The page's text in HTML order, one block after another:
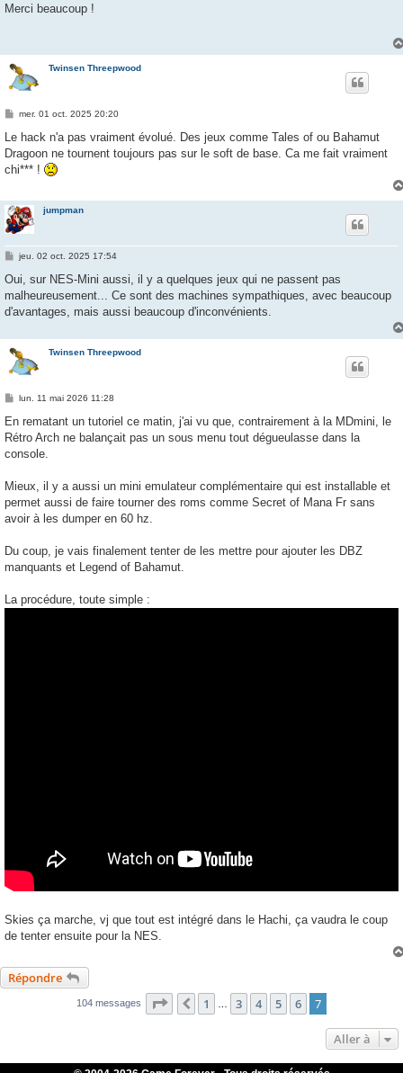
s
Merci beaucoup !
Twinsen Threepwood
M
s
a
g
mer. 01 oct. 2025 20:20
Le hack n'a pas vraiment évolué. Des jeux comme Tales of ou Bahamut
Dragoon ne tournent toujours pas sur le soft de base. Ca me fait vraiment
chi*** !
jumpman
M
s
a
g
jeu. 02 oct. 2025 17:54
Oui, sur NES-Mini aussi, il y a quelques jeux qui ne passent pas
malheureusement... Ce sont des machines sympathiques, avec beaucoup
d'avantages, mais aussi beaucoup d'inconvénients.
Twinsen Threepwood
M
s
a
g
lun. 11 mai 2026 11:28
En rematant un tutoriel ce matin, j'ai vu que, contrairement à la MDmini, le
Rétro Arch ne balançait pas un sous menu tout dégueulasse dans la
console.
Mieux, il y a aussi un mini emulateur complémentaire qui est installable et
permet aussi de faire tourner des roms comme Secret of Mana Fr sans
avoir à les dumper en 60 hz.
Du coup, je vais finalement tenter de les mettre pour ajouter les DBZ
manquants et Legend of Bahamut.
La procédure, toute simple :
Skies ça marche, vj que tout est intégré dans le Hachi, ça vaudra le coup
de tenter ensuite pour la NES.
Répondre
104 messages Page sur
Précédente
1 3 4 5 6 7
Aller à